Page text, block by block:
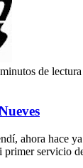
minutos de lectura
ahora hace
primer servicio